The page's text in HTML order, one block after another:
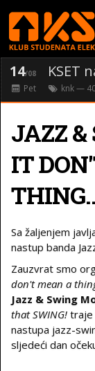
14/08 KSET
Pet knk—
JAZZ
IT
Sa žaljenjem
nastup banda
Zauzvrat smo
don't mean a
Jazz & Swing
that SWING! traje
nastupa jazz-
sljedeći dan